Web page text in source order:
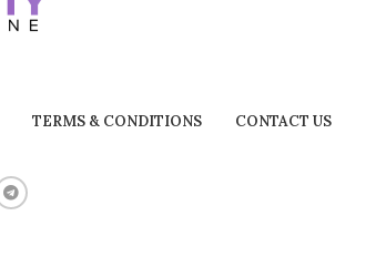
TERMS & CONDITIONS CONTACT US